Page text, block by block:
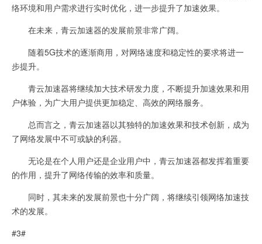
络环境和用户需求进行实时优化，进一步提升了加速效果。
在未来，青云加速器的发展前景非常广阔。
随着5G技术的逐渐商用，对网络速度和稳定性的要求将进一
步提升。
青云加速器将继续加大技术研发力度，不断提升加速效果和用
户体验，为广大用户提供更加稳定、高效的网络服务。
总而言之，青云加速器以其独特的加速效果和技术创新，成为
了网络发展中不可或缺的利器。
无论是在个人用户还是企业用户中，青云加速器都发挥着重要
的作用，提升了网络传输的效率和质量。
同时，其未来的发展前景也十分广阔，将继续引领网络加速技
术的发展。
#3#